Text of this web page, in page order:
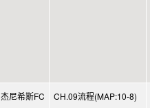
杰尼希斯FC CH.09流程(MAP:10-8)